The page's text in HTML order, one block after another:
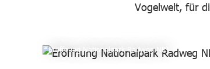
Vogelwelt, für
Eröffnung Nationalpark Radweg NP1